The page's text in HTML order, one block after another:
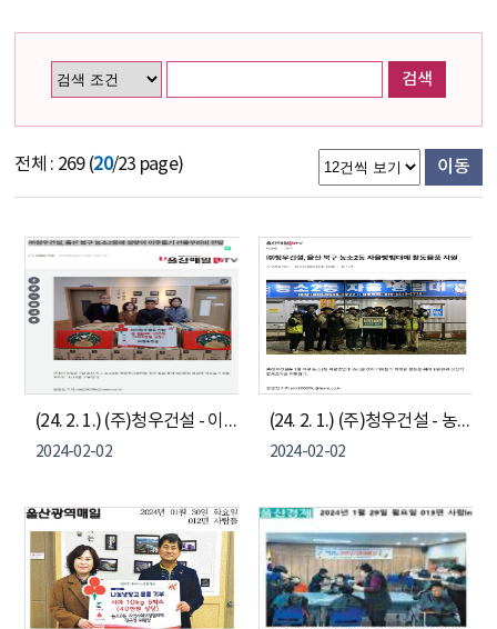
검색
전체 : 269 (20/23 page) 이동
(24. 2. 1.) (주)청우건설 - 이웃돕기 물품 전달
2024-02-02
(24. 2. 1.) (주)청우건설 - 농소2동자율방범대 활동물품 지원 및 격려
2024-02-02